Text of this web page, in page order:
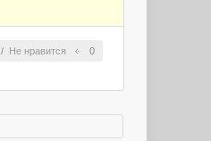
/ Не нравится 0